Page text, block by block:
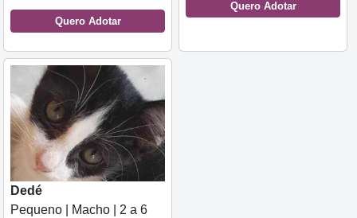
Quero Adotar
Quero Adotar
Dedé
Pequeno | Macho | 2 a 6